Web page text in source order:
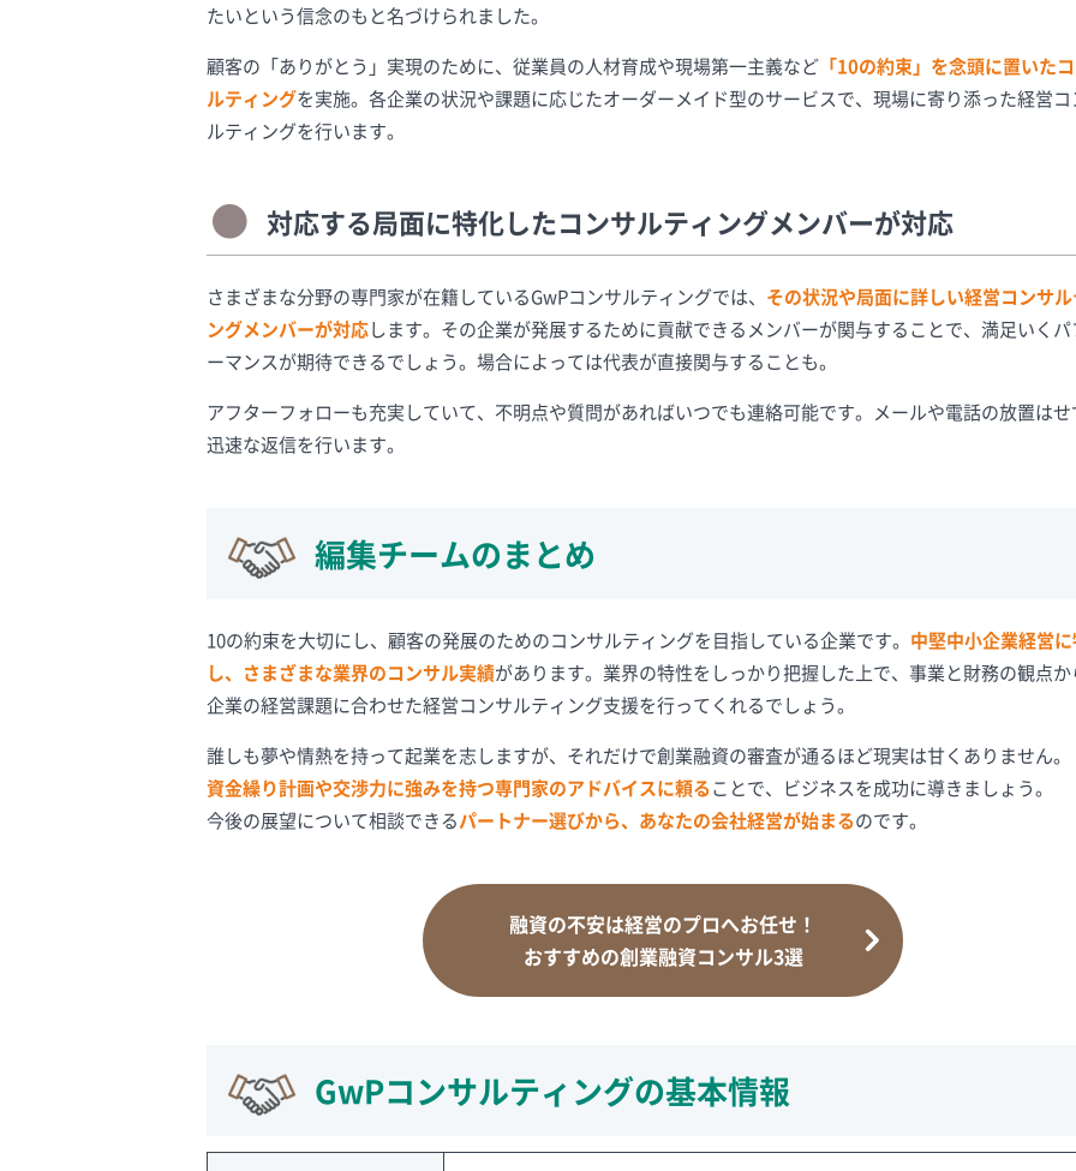
たいという信念のもと名づけられました。
顧客の「ありがとう」実現のために、従業員の人材育成や現場第一主義など 「10の約束」を念頭に置いた
ルティングを実施。各企業の状況や課題に応じたオーダーメイド型のサービスで、現場に寄り添った経営コ
ルティングを行います。
対応する局面に特化したコンサルティングメンバーが対応
さまざまな分野の専門家が在籍しているGwPコンサルティングでは、 その状況や局面に詳しい経営コンサル
ングメンバーが対応します。その企業が発展するために貢献できるメンバーが関与することで、満足いくパ
ーマンスが期待できるでしょう。場合によっては代表が直接関与することも。
アフターフォローも充実していて、不明点や質問があればいつでも連絡可能です。メールや電話の放置はせ
迅速な返信を行います。
編集チームのまとめ
10の約束を大切にし、顧客の発展のためのコンサルティングを目指している企業です。 中堅中小企業経営
し、さまざまな業界のコンサル実績があります。業界の特性をしっかり把握した上で、事業と財務の観点
企業の経営課題に合わせた経営コンサルティング支援を行ってくれるでしょう。
誰しも夢や情熱を持って起業を志しますが、それだけで創業融資の審査が通るほど現実は甘くありません。
資金繰り計画や交渉力に強みを持つ専門家のアドバイスに頼ることで、ビジネスを成功に導きましょう。
今後の展望について相談できるパートナー選びから、あなたの会社経営が始まるのです。
融資の不安は経営のプロへお任せ！
おすすめの創業融資コンサル3選
GwPコンサルティングの基本情報